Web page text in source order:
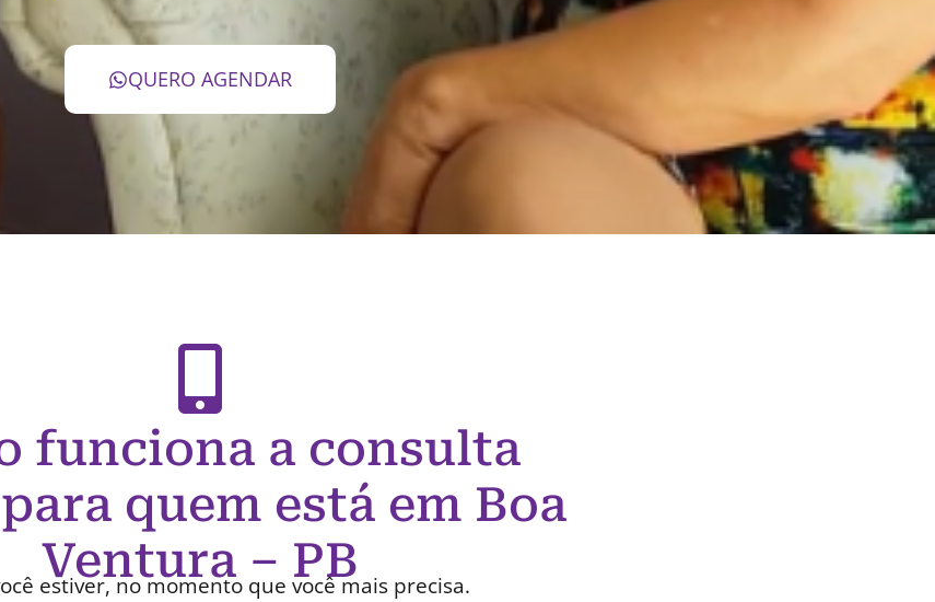
QUERO AGENDAR
funciona a consulta
quem está em Boa
Ventura – PB
estiver, no momento que você mais precisa.